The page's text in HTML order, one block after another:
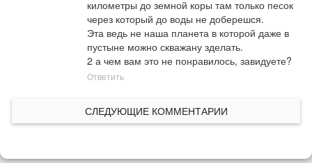
километры до земной коры там только песок
через который до воды не доберешся.
Эта ведь не наша планета в которой даже в
пустыне можно скважану зделать.
2 а чем вам это не понравилось, завидуете?
Ответить
СЛЕДУЮЩИЕ КОММЕНТАРИИ